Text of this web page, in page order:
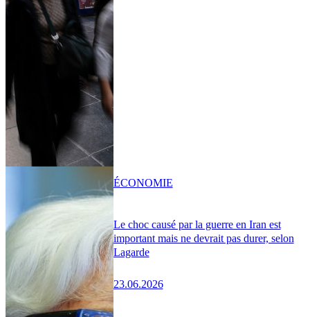
Le choc causé par la guerre en Iran est
important mais ne devrait pas durer, selon
Lagarde
23.06.2026
ÉCONOMIE